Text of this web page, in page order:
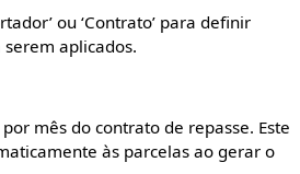
ou ‘Contrato’ para definir
aplicados.
mês do contrato de repasse. Este
às parcelas ao gerar o